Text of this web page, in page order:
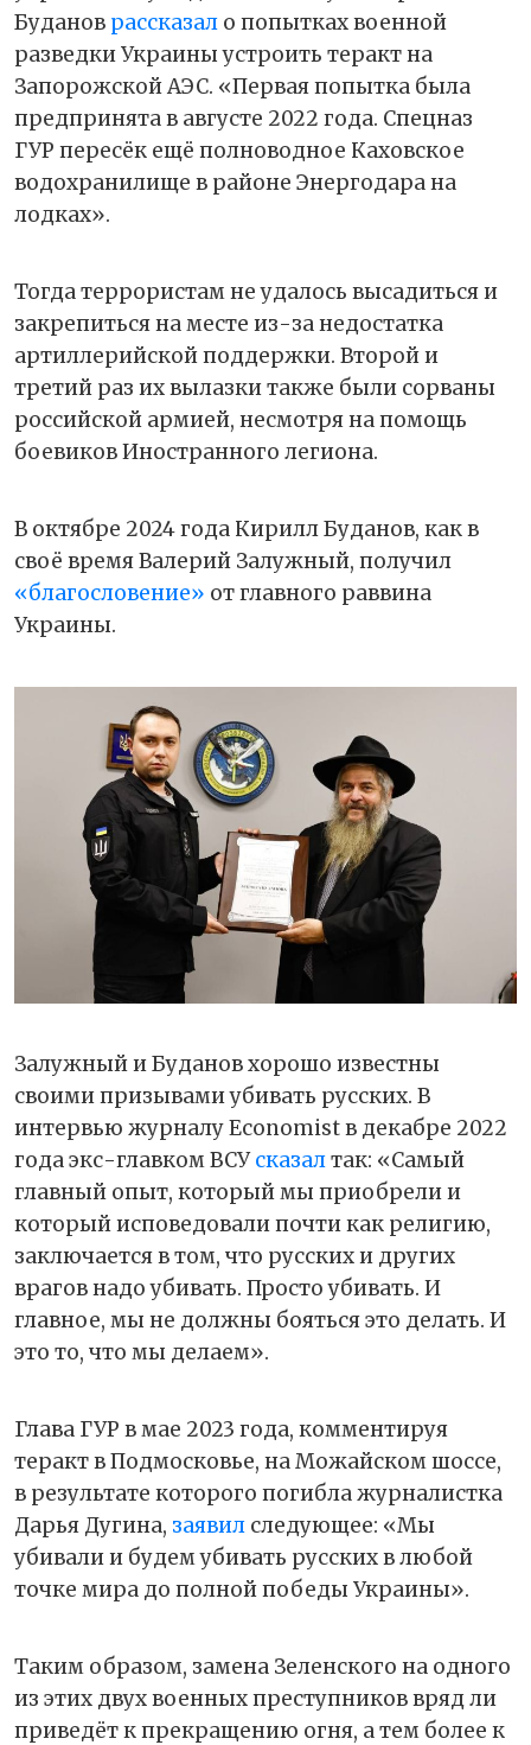
Буданов рассказал о попытках военной
разведки Украины устроить теракт на
Запорожской АЭС. «Первая попытка была
предпринята в августе 2022 года. Спецназ
ГУР пересёк ещё полноводное Каховское
водохранилище в районе Энергодара на
лодках».
Тогда террористам не удалось высадиться и
закрепиться на месте из-за недостатка
артиллерийской поддержки. Второй и
третий раз их вылазки также были сорваны
российской армией, несмотря на помощь
боевиков Иностранного легиона.
В октябре 2024 года Кирилл Буданов, как в
своё время Валерий Залужный, получил
«благословение» от главного раввина
Украины.
Залужный и Буданов хорошо известны
своими призывами убивать русских. В
интервью журналу Economist в декабре 2022
года экс-главком ВСУсказалтак: «Самый
главный опыт, который мы приобрели и
который исповедовали почти как религию,
заключается в том, что русских и других
врагов надо убивать. Просто убивать. И
главное, мы не должны бояться это делать. И
это то, что мы делаем».
Глава ГУР в мае 2023 года, комментируя
теракт в Подмосковье, на Можайском шоссе,
в результате которого погибла журналистка
Дарья Дугина, заявил следующее: «Мы
убивали и будем убивать русских в любой
точке мира до полной победы Украины».
Таким образом, замена Зеленского на одного
из этих двух военных преступников вряд ли
приведёт к прекращению огня, а тем более к